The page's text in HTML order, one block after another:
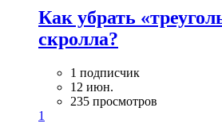
Как убрать
скролла?
1 подписчик
12 июн.
235 просмотров
1